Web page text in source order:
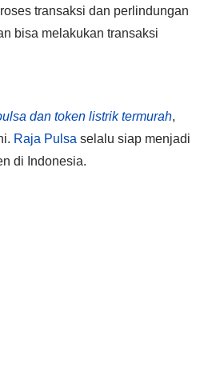
transaksi dan perlindungan
bisa melakukan transaksi
dan token listrik termurah,
Raja Pulsa selalu siap menjadi
di Indonesia.